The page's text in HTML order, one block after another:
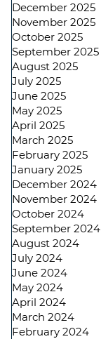
December 2025
November 2025
October 2025
September 2025
August 2025
July 2025
June 2025
May 2025
April 2025
March 2025
February 2025
January 2025
December 2024
November 2024
October 2024
September 2024
August 2024
July 2024
June 2024
May 2024
April 2024
March 2024
February 2024